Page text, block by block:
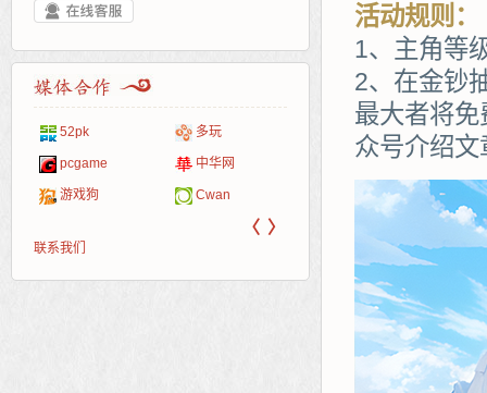
86wan 游一游
游侠网页游戏 40407
5617网游网 一游网
开服网
游戏
4q5q游戏
〈 〉
联系我们
活动规则：
1、主角等
2、在金钞
最大者将
众号介绍文